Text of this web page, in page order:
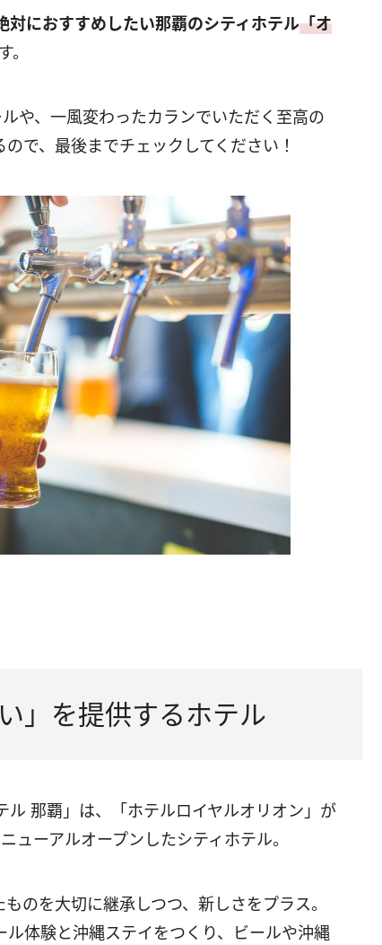
対におすすめしたい那覇のシティホテル「オ
や、一風変わったカランでいただく至高の
で、最後までチェックしてください！
」を提供するホテル
那覇」は、「ホテルロイヤルオリオン」が
ューアルオープンしたシティホテル。
のを大切に継承しつつ、新しさをプラス。
体験と沖縄ステイをつくり、ビールや沖縄